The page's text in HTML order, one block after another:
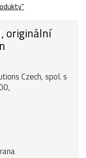
originální
Czech, spol. s